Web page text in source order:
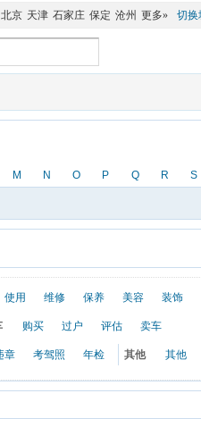
北京 天津 石家庄 保定 沧州 更多» 切换
M N O P Q R S
使用 维修 保养 美容 装饰
购买 过户 评估 卖车
章 考驾照 年检 其他 其他